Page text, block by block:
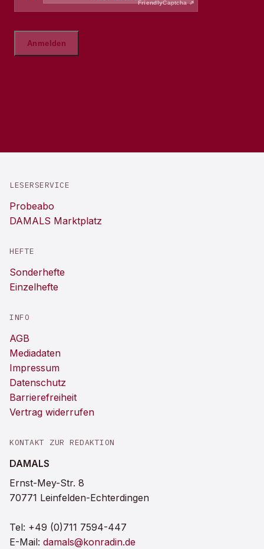
LESERSERVICE
Probeabo
DAMALS Marktplatz
HEFTE
Sonderhefte
Einzelhefte
INFO
AGB
Mediadaten
Impressum
Datenschutz
Barrierefreiheit
Vertrag widerrufen
KONTAKT ZUR REDAKTION
DAMALS
Ernst-Mey-Str. 8
70771 Leinfelden-Echterdingen
Tel: +49 (0)711 7594-447
E-Mail: damals@konradin.de